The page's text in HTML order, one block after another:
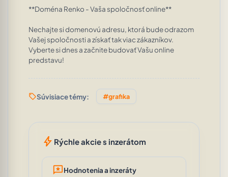
**Doména Renko - Vaša spoločnosť online**
Nechajte si domenovú adresu, ktorá bude odrazom
Vašej spoločnosti a získať tak viac zákazníkov.
Vyberte si dnes a začnite budovať Vašu online
predstavu!
sellSúvisiace témy: #grafika
bolt Rýchle akcie s inzerátom
reviewsHodnotenia a inzeráty